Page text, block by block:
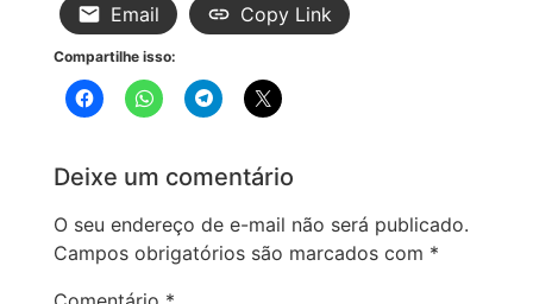
Email Copy Link
Compartilhe isso:
Deixe um comentário
O seu endereço de e-mail não será publicado.
Campos obrigatórios são marcados com *